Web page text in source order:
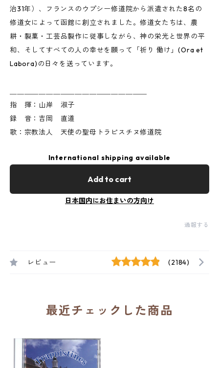
治31年）、フランスのウプシー修道院から派遣された8名の
修道女によって函館に創立されました。修道女たちは、農
耕・製菓・工芸品製作に従事しながら、神の栄光と世界の平
和、そしてすべての人の幸せを願って「祈り 働け」(Ora et
Labora)の日々を送っています。
指 揮：山岸 淑子
録 音：吉岡 直道
歌：宗教法人 天使の聖母トラピスチヌ修道院
International shipping available
Add to cart
日本国内にお住まいの方向け
通報する
レビュー (2184)
最近チェックした商品